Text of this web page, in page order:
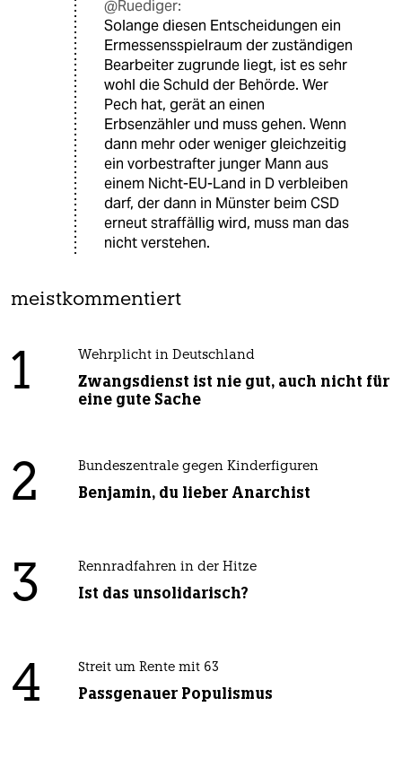
@Ruediger:
Solange diesen Entscheidungen ein
Ermessensspielraum der zuständigen
Bearbeiter zugrunde liegt, ist es sehr
wohl die Schuld der Behörde. Wer
Pech hat, gerät an einen
Erbsenzähler und muss gehen. Wenn
dann mehr oder weniger gleichzeitig
ein vorbestrafter junger Mann aus
einem Nicht-EU-Land in D verbleiben
darf, der dann in Münster beim CSD
erneut straffällig wird, muss man das
nicht verstehen.
meistkommentiert
1 Wehrplicht in Deutschland
Zwangsdienst ist nie gut, auch nicht für
eine gute Sache
2 Bundeszentrale gegen Kinderfiguren
Benjamin, du lieber Anarchist
3 Rennradfahren in der Hitze
Ist das unsolidarisch?
4 Streit um Rente mit 63
Passgenauer Populismus